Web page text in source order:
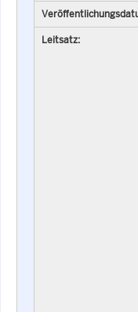
Leitsatz: